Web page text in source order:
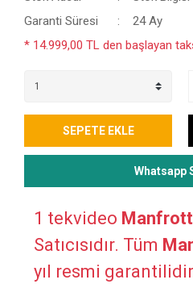
Garanti Süresi
24 Ay
* 14.999,00 TL den başlayan
SEPETE EKLE
Whatsapp
1 tekvideo
Satıcısıdır. Tüm
yıl resmi